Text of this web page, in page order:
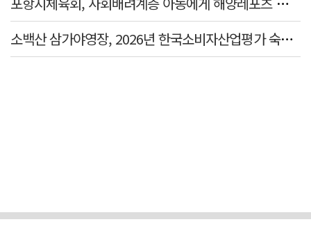
소백산 삼가야영장, 2026년 한국소비자산업평가 숙박 분야 우수업체 선정